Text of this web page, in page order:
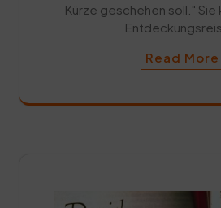
Kürze geschehen soll." Sie
Read More